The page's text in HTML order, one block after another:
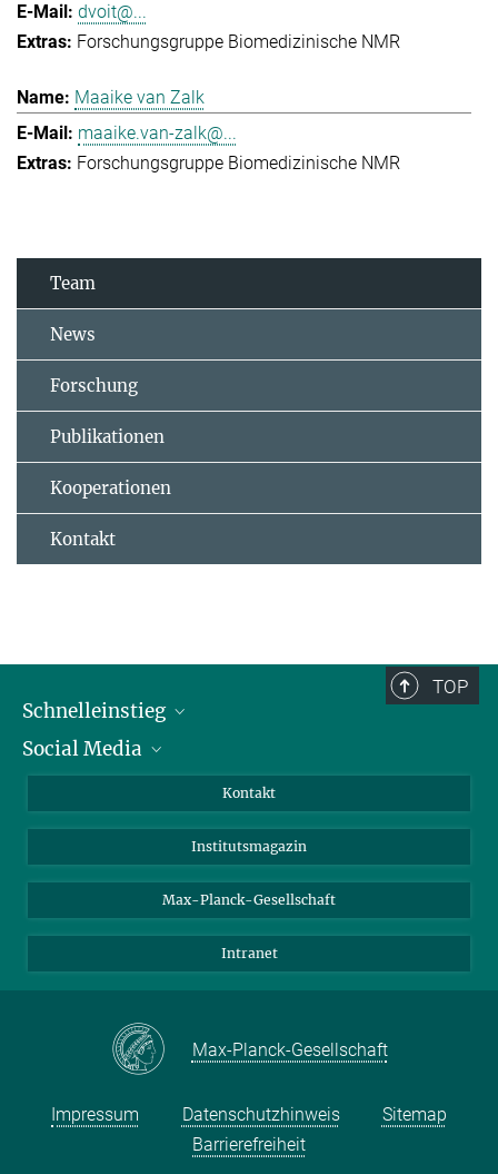
dvoit@...
Forschungsgruppe Biomedizinische NMR
Maaike van Zalk
maaike.van-zalk@...
Forschungsgruppe Biomedizinische NMR
Team
News
Forschung
Publikationen
Kooperationen
Kontakt
TOP
Schnelleinstieg
Alumni
Schulen
Studierende
Social Media
Facebook
YouTube
Kontakt
Institutsmagazin
Max-Planck-Gesellschaft
Intranet
Max-Planck-Gesellschaft
Impressum Datenschutzhinweis
Sitemap
Barrierefreiheit